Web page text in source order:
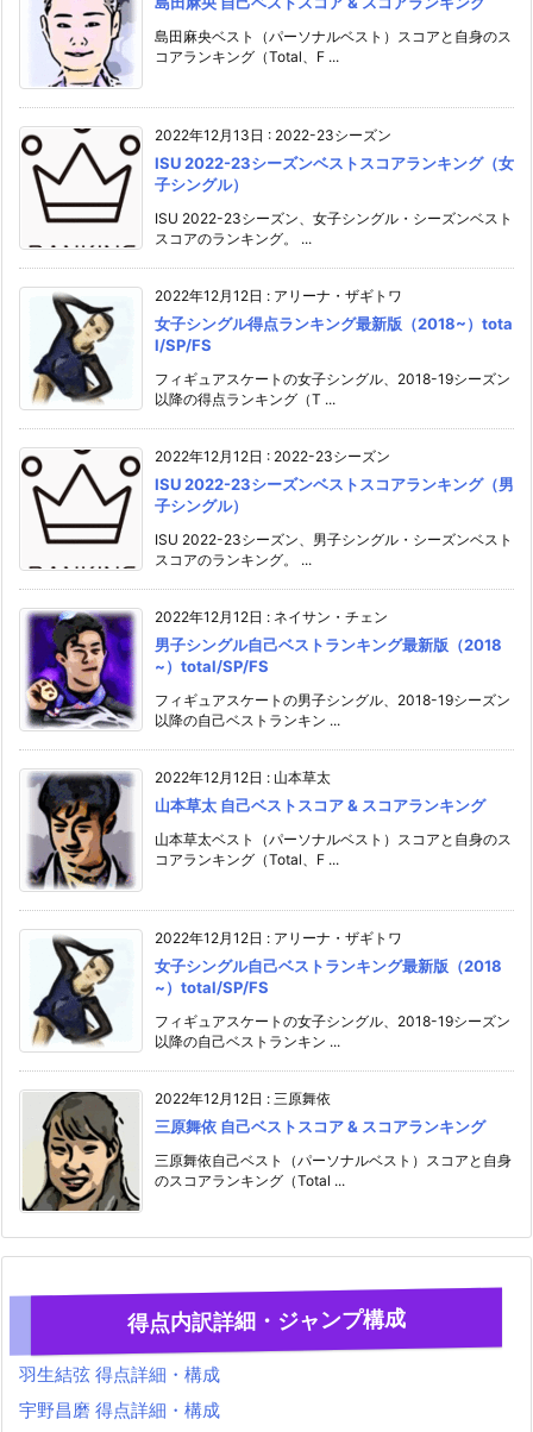
島田麻央ベスト（パーソナルベスト）スコアと自身のス
コアランキング（Total、F ...
2022年12月13日 : 2022-23シーズン
ISU 2022-23シーズンベストスコアランキング（女
子シングル）
ISU 2022-23シーズン、女子シングル・シーズンベスト
スコアのランキング。 ...
2022年12月12日 : アリーナ・ザギトワ
女子シングル得点ランキング最新版（2018~）tota
l/SP/FS
フィギュアスケートの女子シングル、2018-19シーズン
以降の得点ランキング（T ...
2022年12月12日 : 2022-23シーズン
ISU 2022-23シーズンベストスコアランキング（男
子シングル）
ISU 2022-23シーズン、男子シングル・シーズンベスト
スコアのランキング。 ...
2022年12月12日 : ネイサン・チェン
男子シングル自己ベストランキング最新版（2018
~）total/SP/FS
フィギュアスケートの男子シングル、2018-19シーズン
以降の自己ベストランキン ...
2022年12月12日 : 山本草太
山本草太 自己ベストスコア & スコアランキング
山本草太ベスト（パーソナルベスト）スコアと自身のス
コアランキング（Total、F ...
2022年12月12日 : アリーナ・ザギトワ
女子シングル自己ベストランキング最新版（2018
~）total/SP/FS
フィギュアスケートの女子シングル、2018-19シーズン
以降の自己ベストランキン ...
2022年12月12日 : 三原舞依
三原舞依 自己ベストスコア & スコアランキング
三原舞依自己ベスト（パーソナルベスト）スコアと自身
のスコアランキング（Total ...
得点内訳詳細・ジャンプ構成
羽生結弦 得点詳細・構成
宇野昌磨 得点詳細・構成